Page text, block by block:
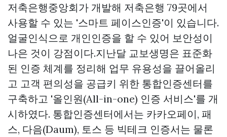
저축은행중앙회가 개발해 저축은행 79곳에서
사용할 수 있는 '스마트 페이스인증'이 있습니다.
얼굴인식으로 개인인증을 할 수 있어 보안성이
나은 것이 강점이다.지난달 교보생명은 표준화
된 인증 체계를 정리해 업무 유용성을 끌어올리
고 고객 편의성을 공급키 위한 통합인증센터를
구축하고 '올인원(All-in-one) 인증 서비스'를 개
시하였다. 통합인증센터에서는 카카오페이, 패
스, 다음(Daum), 토스 등 빅테크 인증서는 물론